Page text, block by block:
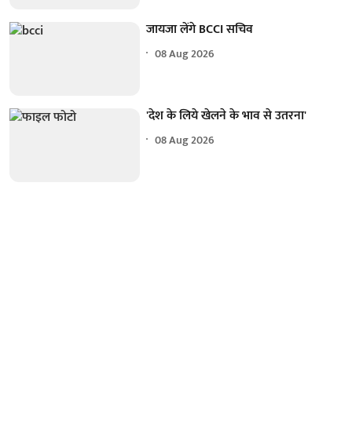
जायजा लेंगे BCCI सचिव
08 Aug 2026
'देश के लिये खेलने के भाव से उतरना'
08 Aug 2026